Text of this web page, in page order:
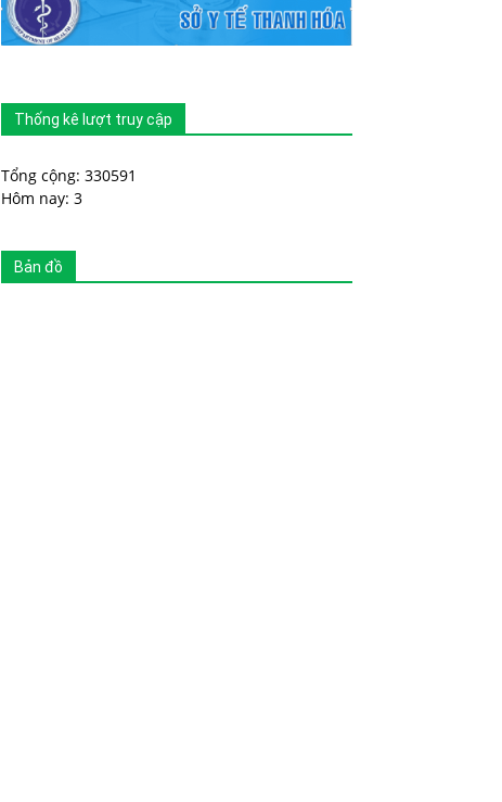
Thống kê lượt truy cập
Tổng cộng: 330591
Hôm nay: 3
Bản đồ